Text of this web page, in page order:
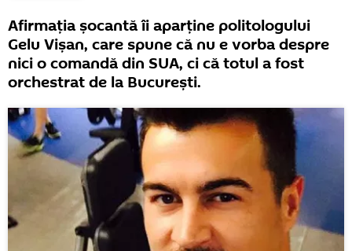
Afirmaţia şocantă îi aparţine politologului
Gelu Vişan, care spune că nu e vorba despre
nici o comandă din SUA, ci că totul a fost
orchestrat de la Bucureşti.